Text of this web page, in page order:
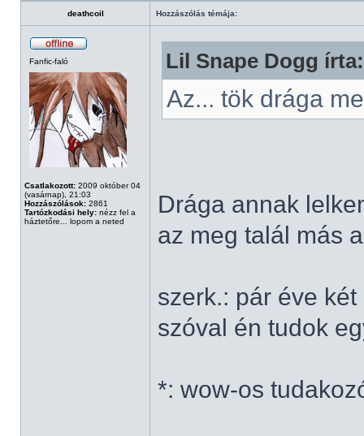
deathcoil Hozzászólás témája:
Fanfic-faló
Csatlakozott: 2009 október 04
(vasárnap), 21:03
Hozzászólások: 2861
Tartózkodási hely: nézz fel a
háztetőre... lopom a neted
Lil Snape Dogg írta:
Az... tök drága
Drága annak
az meg talál más
szerk.: pár éve
szóval én tudok
*: wow-os